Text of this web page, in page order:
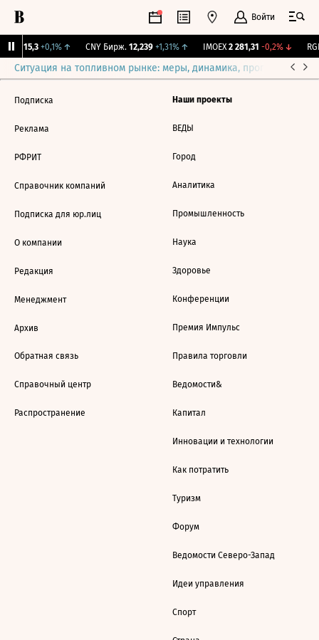
Войти
115,3 +0,1%↑ CNY Бирж. 12,239 +1,31%↑ IMOEX 2 281,31 -0,2%↓
Ситуация на топливном рынке: меры, динамика, прогнозы
Подписка
Реклама
РФРИТ
Справочник компаний
Подписка для юр.лиц
О компании
Редакция
Менеджмент
Архив
Обратная связь
Справочный центр
Распространение
Наши проекты
ВЕДЫ
Город
Аналитика
Промышленность
Наука
Здоровье
Конференции
Премия Импульс
Правила торговли
Ведомости&
Капитал
Инновации и технологии
Как потратить
Туризм
Форум
Ведомости Северо-Запад
Идеи управления
Спорт